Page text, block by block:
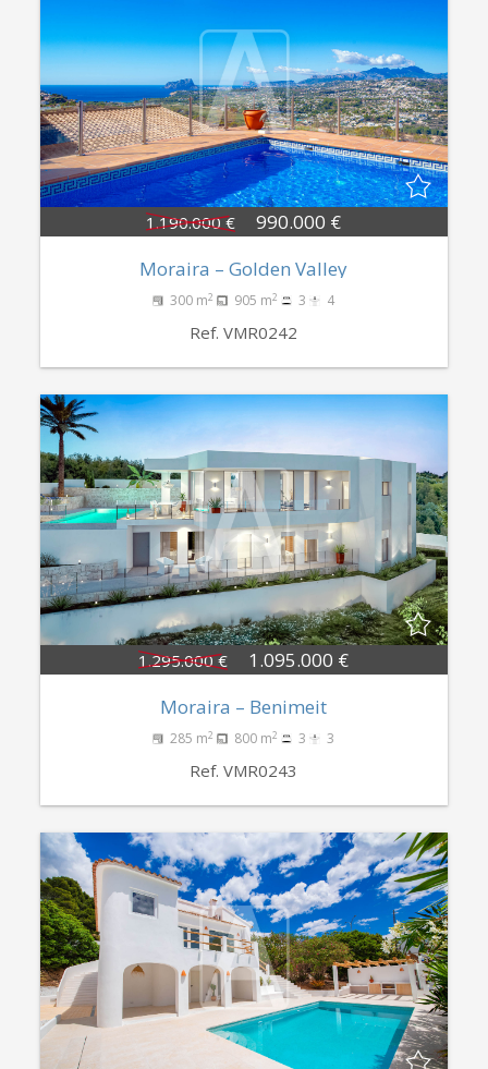
1.190.000 €
990.000 €
Moraira – Golden Valley
300 m2 905 m2 3 4
Ref. VMR0242
1.295.000 €
1.095.000 €
Moraira – Benimeit
285 m2 800 m2 3 3
Ref. VMR0243